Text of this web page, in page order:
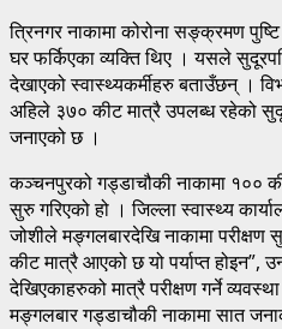
त्रिनगर नाकामा कोरोना सङ्क्रमण
घर फर्किएका व्यक्ति थिए । यसले
देखाएको स्वास्थ्यकर्मीहरु बताउँछन् ।
अहिले ३७० कीट मात्रै उपलब्ध रहेको
जनाएको छ ।
कञ्चनपुरको गड्डाचौकी नाकामा १००
सुरु गरिएको हो । जिल्ला स्वास्थ्य
जोशीले मङ्गलबारदेखि नाकामा परीक्षण
कीट मात्रै आएको छ यो पर्याप्त होइन”,
देखिएकाहरुको मात्रै परीक्षण गर्ने
मङ्गलबार गड्डाचौकी नाकामा सात